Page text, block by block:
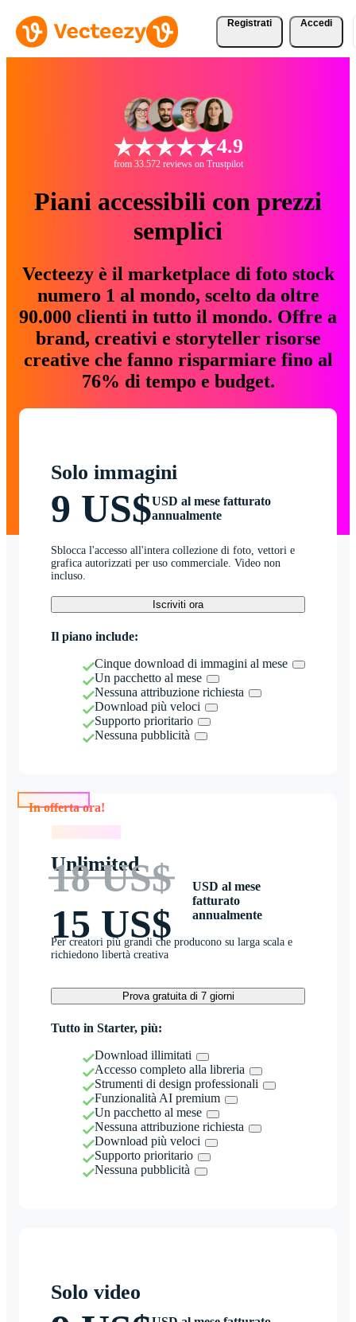
Registrati Accedi
4.9
from 33.572 reviews on Trustpilot
Piani accessibili con prezzi
semplici
Vecteezy è il marketplace di foto stock
numero 1 al mondo, scelto da oltre
90.000 clienti in tutto il mondo. Offre a
brand, creativi e storyteller risorse
creative che fanno risparmiare fino al
76% di tempo e budget.
Solo immagini
9 US$USD al mese fatturato
annualmente
Sblocca l'accesso all'intera collezione di foto, vettori e
grafica autorizzati per uso commerciale. Video non
incluso.
Iscriviti ora
Il piano include:
Cinque download di immagini al mese
Un pacchetto al mese
Nessuna attribuzione richiesta
Download più veloci
Supporto prioritario
Nessuna pubblicità
Unlimited
18 US$
15 US$
USD al mese
fatturato
annualmente
Per creatori più grandi che producono su larga scala e
richiedono libertà creativa
Prova gratuita di 7 giorni
Tutto in Starter, più:
Download illimitati
Accesso completo alla libreria
Strumenti di design professionali
Funzionalità AI premium
Un pacchetto al mese
Nessuna attribuzione richiesta
Download più veloci
Supporto prioritario
Nessuna pubblicità
Solo video